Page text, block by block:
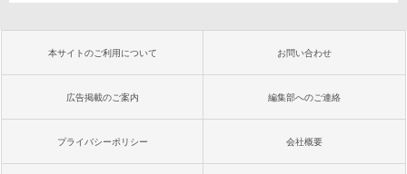
本サイトのご利用について お問い合わせ
広告掲載のご案内 編集部へのご連絡
プライバシーポリシー 会社概要